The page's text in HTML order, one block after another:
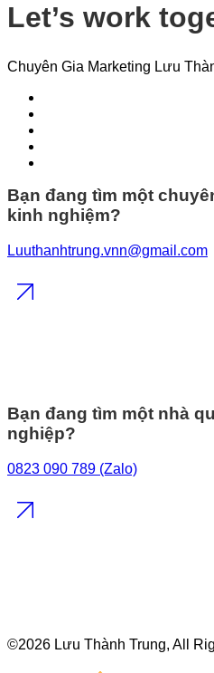
Let’s work
Chuyên Gia Marketing Lưu
Bạn đang tìm một
kinh nghiệm?
Luuthanhtrung.vnn@gmail.com
Bạn đang tìm một nhà
nghiệp?
0823 090 789 (Zalo)
©2026 Lưu Thành Trung, All